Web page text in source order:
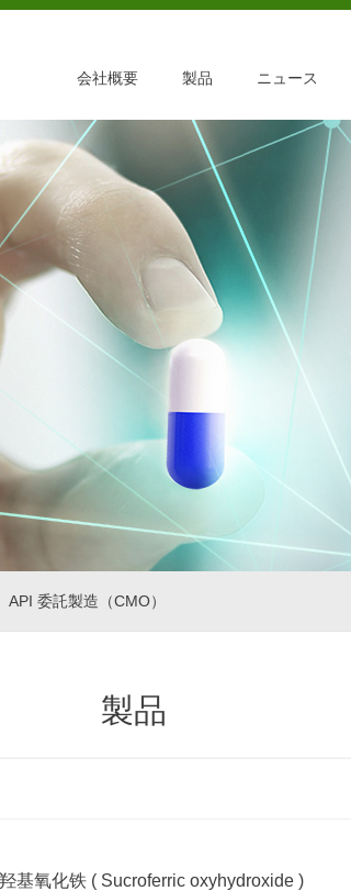
会社概要 製品 ニュース
API 委託製造（CMO）
製品
基氧化铁 ( Sucroferric oxyhydroxide )